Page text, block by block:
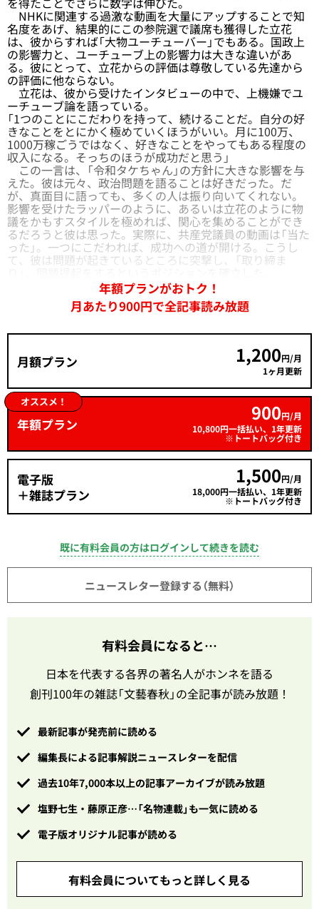
NHKに関連する過激な動画を大量にアップすることで知
名度をあげ、結果的にこの参院選で議席も獲得した立花
は、彼からすれば「大物ユーチューバー」でもある。国政上
の影響力と、ユーチューブ上の影響力は大きな違いがあ
る。彼にとって、立花からの評価は尊敬している先達から
の評価に他ならない。
立花は、彼から受けたインタビューの中で、上機嫌でユ
ーチューブ論を語っている。
「1つのことにこだわりを持って、続けることだ。自分の好
きなことをとにかく極めていくほうがいい。月に100万、
1000万稼ごうではなく、好きなことをやってもある程度の
収入になる。そっちのほうが成功だと思う」
この一言は、「令和タケちゃん」の方針に大きな影響を与
えた。彼は元々、政治問題を語ることは好きだった。だ
が、真面目に語っても、多くの人は振り向いてくれない。
影響を受けたラッパーのように、あるいは立花のように物
議をかもすスタイルを極めれば、関心を集めることができ
るだろうと彼は思った。実際に、共産党議員の動画は「当た
った」。一つにこだわれば、成功への道が開ける。こうし
て、彼は問題が起きているところに突撃し、「取り締ま
年額プランがおトク！
月あたり900円で全記事読み放題
月額プラン 1,200円/月
1ヶ月更新
オススメ！
年額プラン 900円/月
10,800円一括払い、1年更新
※トートバッグ付き
電子版
＋雑誌プラン
1,500円/月
18,000円一括払い、1年更新
※トートバッグ付き
既に有料会員の方はログインして続きを読む
ニュースレター登録する（無料）
有料会員になると…
日本を代表する各界の著名人がホンネを語る
創刊100年の雑誌「文藝春秋」の全記事が読み放題！
最新記事が発売前に読める
編集長による記事解説ニュースレターを配信
過去10年7,000本以上の記事アーカイブが読み放題
塩野七生・藤原正彦…「名物連載」も一気に読める
電子版オリジナル記事が読める
有料会員についてもっと詳しく見る